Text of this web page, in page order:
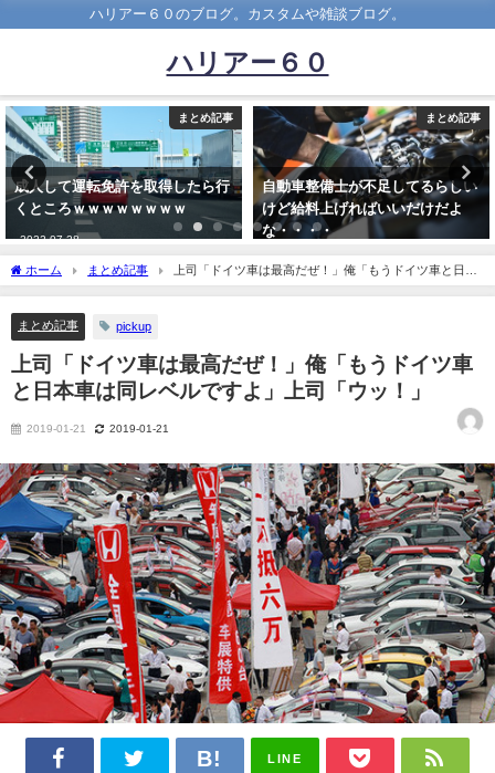
ハリアー６０のブログ。カスタムや雑談ブログ。
ハリアー６０
まとめ記事
自動車整備士が不足してるらしい
けど給料上げればいいだけだよ
な・・・・
まとめ記事
YouTuberジュキヤ、話題のビッ
グモーターで車を売ってみたらと
んでもない結果にwwwwwwww
ホーム まとめ記事
上司「ドイツ車は最高だぜ！」俺「もうドイツ車と日本
車は同レベルですよ」上司「ウッ！」
まとめ記事 pickup
上司「ドイツ車は最高だぜ！」俺「もうドイツ車
と日本車は同レベルですよ」上司「ウッ！」
2019-01-21 2019-01-21
LINE